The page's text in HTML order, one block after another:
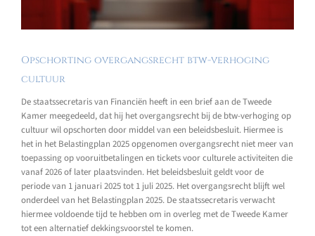
Opschorting overgangsrecht btw-verhoging
cultuur
De staatssecretaris van Financiën heeft in een brief aan de Tweede
Kamer meegedeeld, dat hij het overgangsrecht bij de btw-verhoging op
cultuur wil opschorten door middel van een beleidsbesluit. Hiermee is
het in het Belastingplan 2025 opgenomen overgangsrecht niet meer van
toepassing op vooruitbetalingen en tickets voor culturele activiteiten die
vanaf 2026 of later plaatsvinden. Het beleidsbesluit geldt voor de
periode van 1 januari 2025 tot 1 juli 2025. Het overgangsrecht blijft wel
onderdeel van het Belastingplan 2025. De staatssecretaris verwacht
hiermee voldoende tijd te hebben om in overleg met de Tweede Kamer
tot een alternatief dekkingsvoorstel te komen.